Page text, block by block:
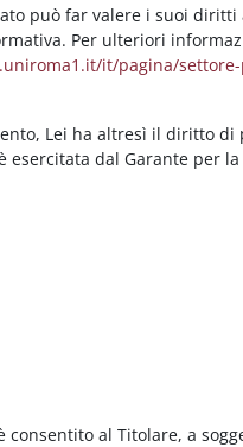
può far valere i suoi
Per ulteriori
it/pagina/
Lei ha altresì il diritto di
esercitata dal Garante per
consentito al Titolare, a